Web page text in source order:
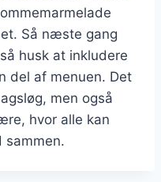
Så næste gang
husk at inkludere
del af menuen. Det
men også
hvor alle kan
sammen.